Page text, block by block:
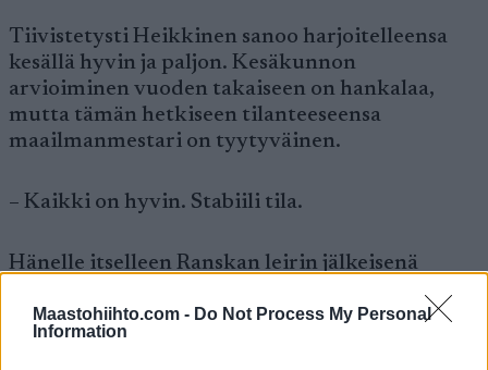
Maastohiihto.com - Do Not Process My Personal
Information
Tiivistetysti Heikkinen sanoo harjoitelleensa
kesällä hyvin ja paljon. Kesäkunnon
arvioiminen vuoden takaiseen on hankalaa,
mutta tämän hetkiseen tilanteeseensa
maailmanmestari on tyytyväinen.
– Kaikki on hyvin. Stabiili tila.
Hänelle itselleen Ranskan leirin jälkeisenä
Sandnesissa elokuun alussa käyty
rullahiihtokilpailu ylämäkeen (5:s). Kilpailu